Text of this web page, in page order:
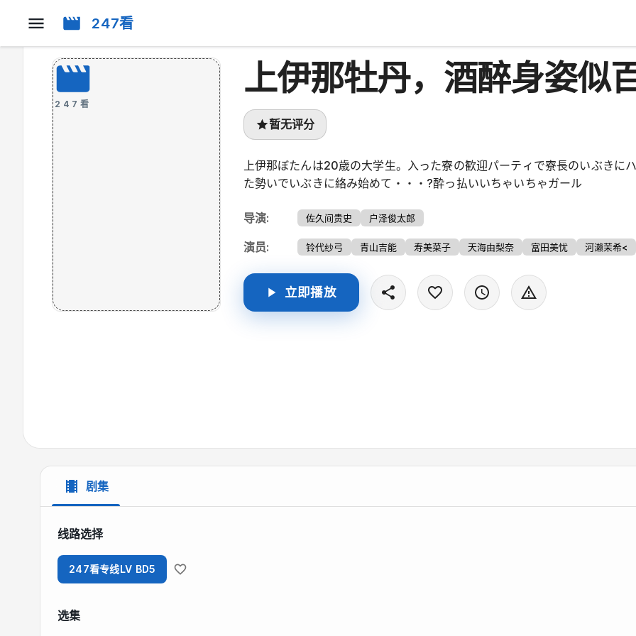
247看
247看
上伊那牡丹，酒醉身姿似
暂无评分
上伊那ぼたんは20歳の大学生。入った寮の歓迎パーティで寮長のいぶきに
た勢いでいぶきに絡み始めて・・・?酔っ払いいちゃいちゃガール
导演: 佐久间贵史 户泽俊太郎
演员: 铃代纱弓 青山吉能 寿美菜子 天海由梨奈 富田美忧 河濑茉希<
立即播放
剧集
线路选择
247看专线LV BD5
选集